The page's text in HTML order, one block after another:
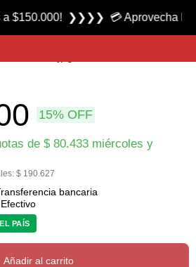
marca Leatherman
15% OFF
de $80.433 miércoles y
$ 190.627
bancaria
PAÍS
Añadir al carrito
❯❯❯❯ 💳 Aprovecha las 3